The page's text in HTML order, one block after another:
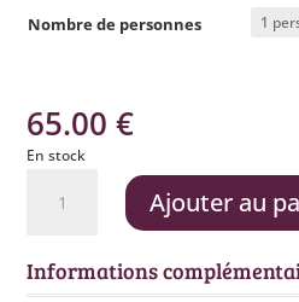
Nombre de personnes
65.00€
En stock
aux
accords
Ajouter au
Informations